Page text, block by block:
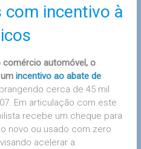
incentivo à
automóvel, o
incentivo ao abate de
cerca de 45 mil
Em articulação com este
recebe um cheque para
novo ou usado com zero
acelerar a